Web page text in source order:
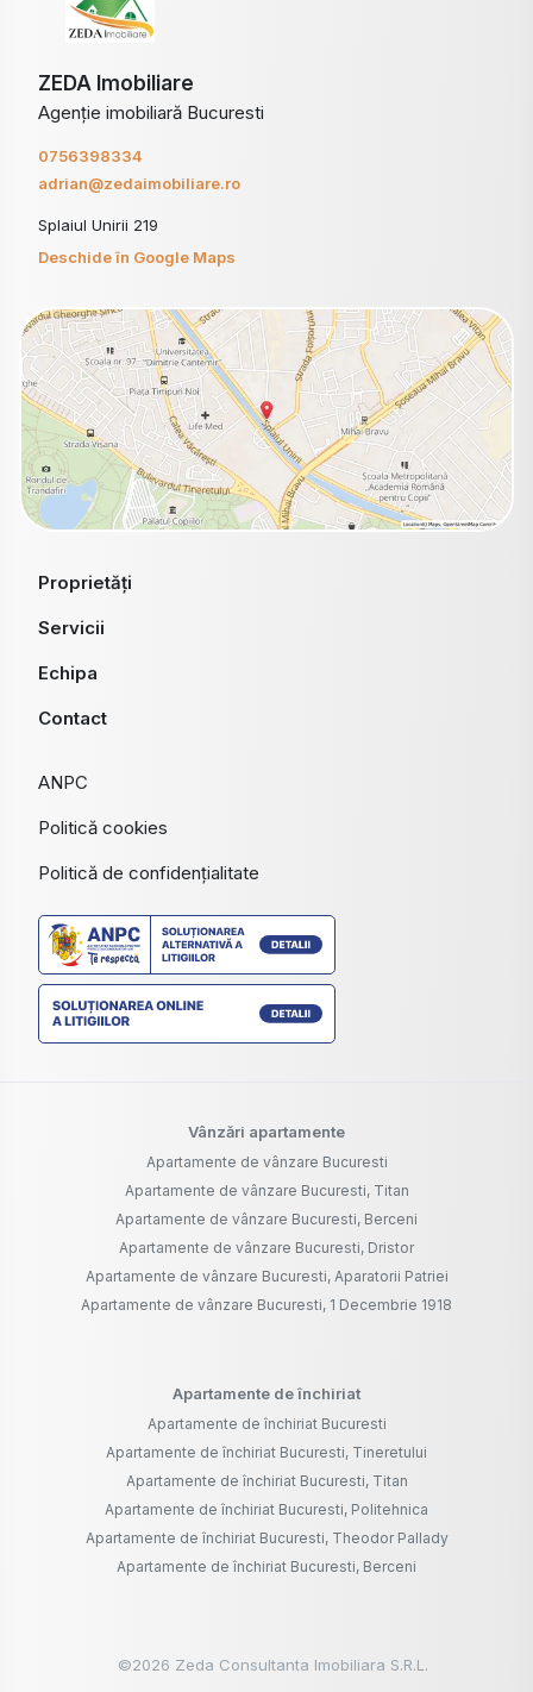
ZEDA Imobiliare
Agenție imobiliară Bucuresti
0756398334
adrian@zedaimobiliare.ro
Splaiul Unirii 219
Deschide în Google Maps
Proprietăți
Servicii
Echipa
Contact
ANPC
Politică cookies
Politică de confidențialitate
Vânzări apartamente
Apartamente de vânzare Bucuresti
Apartamente de vânzare Bucuresti, Titan
Apartamente de vânzare Bucuresti, Berceni
Apartamente de vânzare Bucuresti, Dristor
Apartamente de vânzare Bucuresti, Aparatorii Patriei
Apartamente de vânzare Bucuresti, 1 Decembrie 1918
Apartamente de închiriat
Apartamente de închiriat Bucuresti
Apartamente de închiriat Bucuresti, Tineretului
Apartamente de închiriat Bucuresti, Titan
Apartamente de închiriat Bucuresti, Politehnica
Apartamente de închiriat Bucuresti, Theodor Pallady
Apartamente de închiriat Bucuresti, Berceni
©2026 Zeda Consultanta Imobiliara S.R.L.